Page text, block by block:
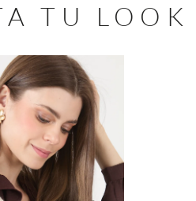
TU LOOK